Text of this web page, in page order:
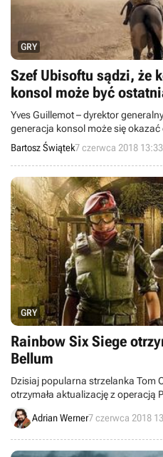
GRY
Szef Ubisoftu sądzi, że
konsol może być
Yves Guillemot – dyrektor
generacja konsol może się
miałaby jego zdaniem postawić na
Bartosz Świątek7 czerwca 2018 13:33
GRY
Rainbow Six Siege
Bellum
Dzisiaj popularna strzelanka Tom
otrzymała aktualizację z operacją
mapę i dwie dodatkowe postacie.
Adrian Werner7 czerwca 2018